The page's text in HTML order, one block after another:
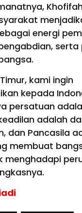
energi
serta
kami ingin
kepada
persatuan
adalah
dan Pancasila
membuat
menghadapi